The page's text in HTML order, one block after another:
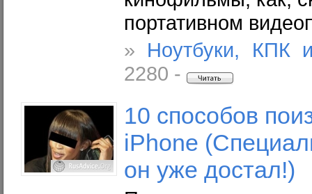
портативном
» Ноутбуки, КПК
2280 -
10 способов
iPhone
он уже достал!)